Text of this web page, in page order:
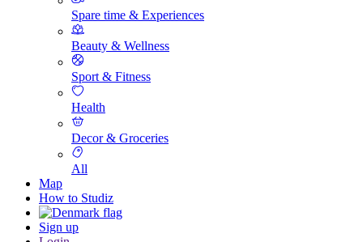
Spare time & Experiences
Beauty & Wellness
Sport & Fitness
Health
Decor & Groceries
All
Map
How to Studiz
Sign up